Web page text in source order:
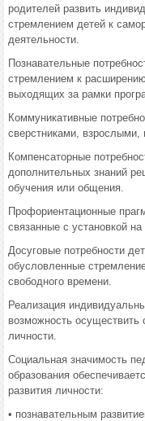
родителей развить
стремлением детей к
деятельности.
Познавательные
стремлением к
выходящих за рамки
Коммуникативные
сверстниками, взрослыми,
Компенсаторные
дополнительных знаний
обучения или общения.
Профориентационные
связанные с установкой
Досуговые потребности
обусловленные
свободного времени.
Реализация
возможность осуществить
личности.
Социальная значимость
образования
развития личности:
• познавательным